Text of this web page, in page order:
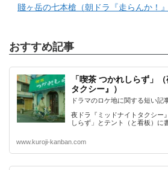
賤ヶ岳の七本槍（朝ドラ『走らんか！』
おすすめ記事
「喫茶 つかれしらず」
タクシー』）
ドラマのロケ地に関する短い記
夜ドラ『ミッドナイトタクシー
しらず」とテント（と看板）に
www.kuroji-kanban.com